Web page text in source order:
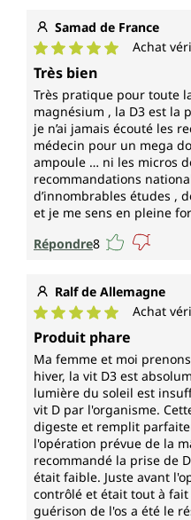
Samad de France
Note moyenne de 5 sur
Achat
Très bien
Très pratique pour toute
magnésium , la D3 est la
je n’ai jamais écouté les
médecin pour un mega
ampoule … ni les micros
recommandations
d’innombrables études ,
et je me sens en pleine
Répondre8
Ralf de Allemagne
Note moyenne de 5 sur
Achat
Produit phare
Ma femme et moi
hiver, la vit D3 est
lumière du soleil est
vit D par l'organisme.
digeste et remplit
l'opération prévue de la
recommandé la prise de
était faible. Juste avant
contrôlé et était tout à
guérison de l'os a été le